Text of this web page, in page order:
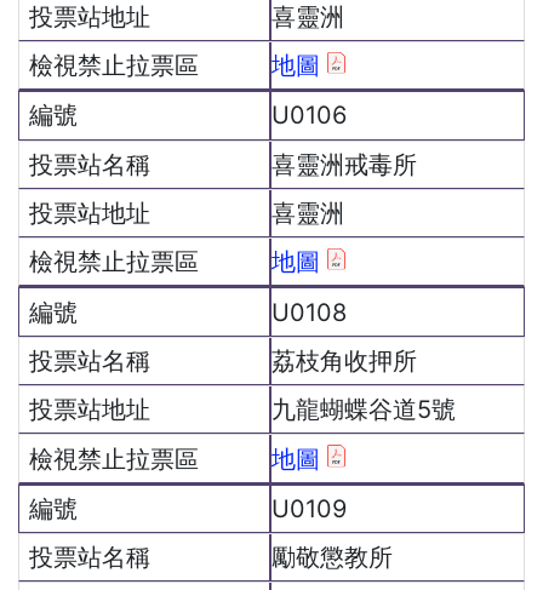
喜靈洲
地圖
U0106
喜靈洲戒毒所
喜靈洲
地圖
U0108
荔枝角收押所
九龍蝴蝶谷道5號
地圖
U0109
勵敬懲教所